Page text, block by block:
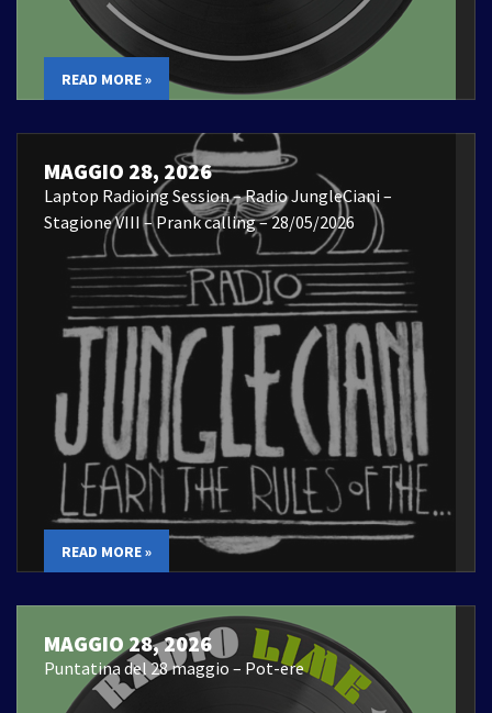
READ MORE »
MAGGIO 28, 2026
Laptop Radioing Session – Radio JungleCiani –
Stagione VIII – Prank calling – 28/05/2026
READ MORE »
MAGGIO 28, 2026
Puntatina del 28 maggio – Pot-ere